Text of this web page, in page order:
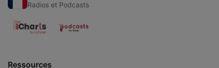
Radios et Podcasts
Ressources